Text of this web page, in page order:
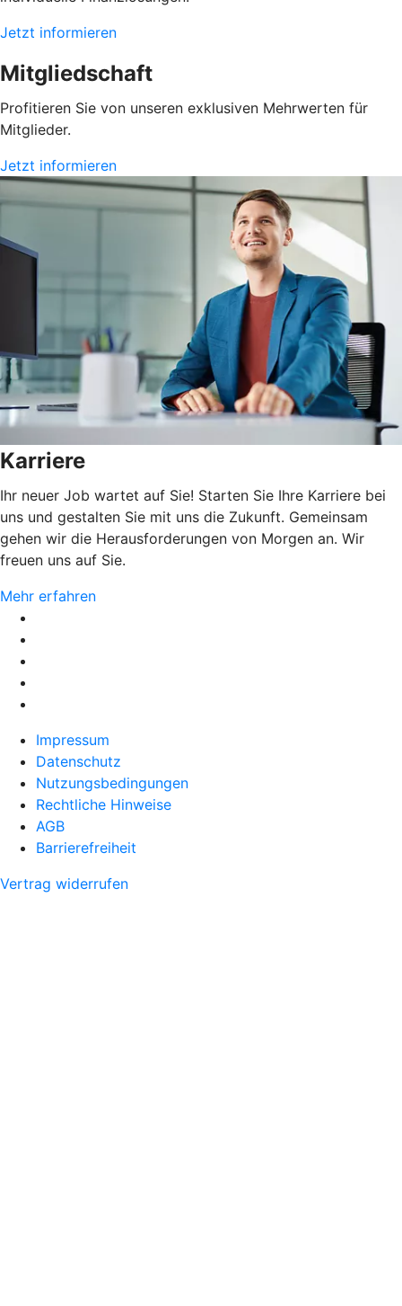
Jetzt informieren
Mitgliedschaft
Profitieren Sie von unseren exklusiven Mehrwerten für
Mitglieder.
Jetzt informieren
Karriere
Ihr neuer Job wartet auf Sie! Starten Sie Ihre Karriere bei
uns und gestalten Sie mit uns die Zukunft. Gemeinsam
gehen wir die Herausforderungen von Morgen an. Wir
freuen uns auf Sie.
Mehr erfahren
Impressum
Datenschutz
Nutzungsbedingungen
Rechtliche Hinweise
AGB
Barrierefreiheit
Vertrag widerrufen